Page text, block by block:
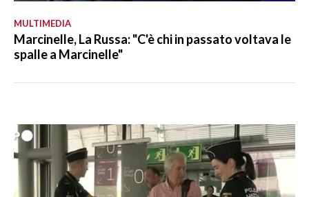
MULTIMEDIA
Marcinelle, La Russa: "C'è chi in passato voltava le
spalle a Marcinelle"